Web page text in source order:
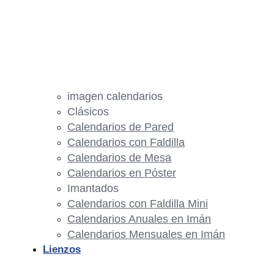
imagen calendarios
Clásicos
Calendarios de Pared
Calendarios con Faldilla
Calendarios de Mesa
Calendarios en Póster
Imantados
Calendarios con Faldilla Mini
Calendarios Anuales en Imán
Calendarios Mensuales en Imán
Lienzos